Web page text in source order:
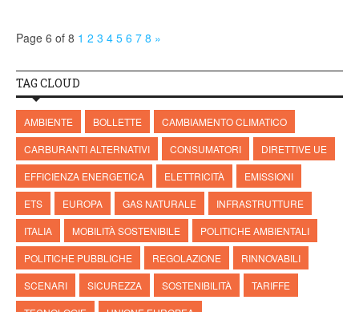
Page 6 of 8 1 2 3 4 5 6 7 8 »
TAG CLOUD
AMBIENTE BOLLETTE
CAMBIAMENTO CLIMATICO
CARBURANTI ALTERNATIVI
CONSUMATORI
DIRETTIVE UE
EFFICIENZA ENERGETICA
ELETTRICITÀ
EMISSIONI
ETS
EUROPA GAS NATURALE
INFRASTRUTTURE
ITALIA
MOBILITÀ SOSTENIBILE
POLITICHE AMBIENTALI
POLITICHE PUBBLICHE
REGOLAZIONE
RINNOVABILI
SCENARI
SICUREZZA SOSTENIBILITÀ
TARIFFE